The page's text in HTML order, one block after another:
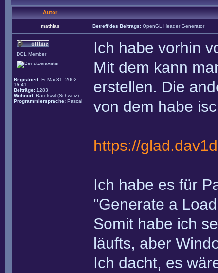
Autor
mathias Betreff des Beitrags: OpenGL Header Generator
DGL Member
Registriert: Fr Mai 31, 2002
19:41
Beiträge: 1283
Wohnort: Bäretswil (Schweiz)
Programmiersprache: Pascal
Ich habe vorhin
Mit dem kann
erstellen. Die
von dem habe
https://
Ich habe es für
"Generate a
Somit habe ich
läufts, aber
Ich dacht, es